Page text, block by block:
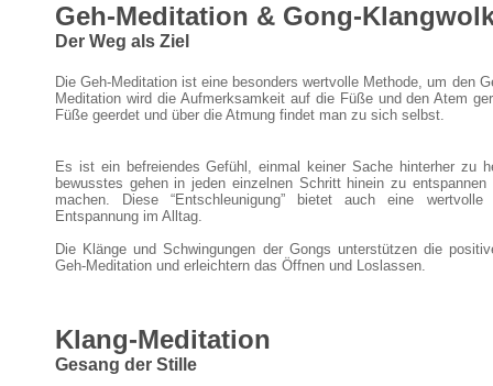
Geh-Meditation & Gong-
Der Weg als Ziel
Die Geh-Meditation ist eine besonders wertvolle Methode, um den
Meditation wird die Aufmerksamkeit auf die Füße und den Atem
Füße geerdet und über die Atmung findet man zu sich selbst.
Es ist ein befreiendes Gefühl, einmal keiner Sache hinterher zu
bewusstes gehen in jeden einzelnen Schritt hinein zu
machen. Diese “Entschleunigung” bietet auch eine
Entspannung im Alltag.
Die Klänge und Schwingungen der Gongs unterstützen die
Geh-Meditation und erleichtern das Öffnen und Loslassen.
Klang-Meditation
Gesang der Stille